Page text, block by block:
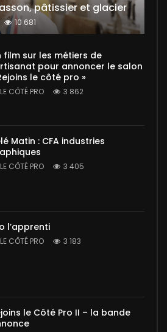
pâtissier et glacier
10 681
film sur les métiers de
pour annoncer le salon
le côté pro »
LE CÔTÉ PRO 3 862
Matin : CFA industries
LE CÔTÉ PRO 3 405
l’apprenti
LE CÔTÉ PRO 3 183
le Côté Pro II – la bande